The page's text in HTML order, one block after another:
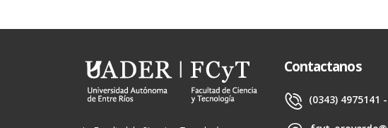
Contactanos
(0343) 4975141